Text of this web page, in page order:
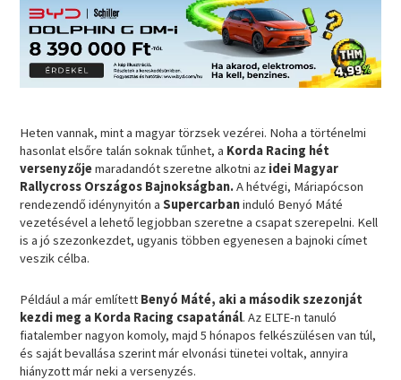
Heten vannak, mint a magyar törzsek vezérei. Noha a történelmi
hasonlat elsőre talán soknak tűnhet, a Korda Racing hét
versenyzőjemaradandót szeretne alkotni az idei Magyar
Rallycross Országos Bajnokságban.A hétvégi, Máriapócson
rendezendő idénynyitón aSupercarbaninduló Benyó Máté
vezetésével a lehető legjobban szeretne a csapat szerepelni. Kell
is a jó szezonkezdet, ugyanis többen egyenesen a bajnoki címet
veszik célba.
Például a már említett Benyó Máté, aki a második szezonját
kezdi meg a Korda Racing csapatánál. Az ELTE-n tanuló
fiatalember nagyon komoly, majd 5 hónapos felkészülésen van túl,
és saját bevallása szerint már elvonási tünetei voltak, annyira
hiányzott már neki a versenyzés.